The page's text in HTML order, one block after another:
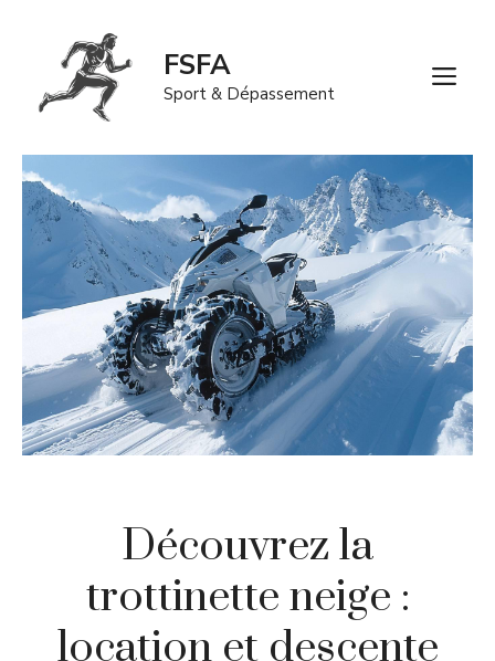
contenu
FSFA
Sport & Dépassement
Découvrez la
trottinette neige :
location et descente